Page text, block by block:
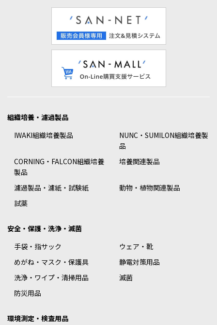
組織培養・濾過製品
IWAKI組織培養製品
NUNC・SUMILON組織培養製
品
CORNING・FALCON組織培養
製品
培養関連製品
濾過製品・濾紙・試験紙
動物・植物関連製品
試薬
安全・保護・洗浄・滅菌
手袋・指サック
ウェア・靴
めがね・マスク・保護具
静電対策用品
洗浄・ワイプ・清掃用品
滅菌
防災用品
環境測定・検査用品